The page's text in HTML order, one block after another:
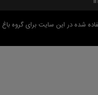
شده در این سایت برای گروه باغ